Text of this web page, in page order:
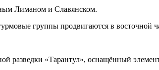
Лиманом и Славянском.
группы продвигаются в восточной
разведки «Тарантул», оснащённый